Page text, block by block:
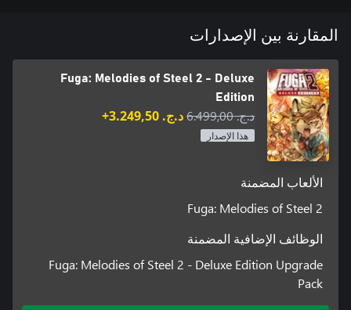
①Sleepwear costumes for all characters (can be used during
②Dummy Energy for the Managarm (can use the Managarm 1
③Dummy Soul for the Soul Cannon (can use the Soul Cannon 1
المقارنة بين الإصدارات
Fuga: Melodies of Steel 2 - Deluxe
Edition
د.ج.‏ 6.499,00 د.ج.‏ 3.249,50+
هذا الإصدار
الألعاب المضمنة
Fuga: Melodies of Steel 2
الوظائف الإضافية المضمنة
Fuga: Melodies of Steel 2 - Deluxe Edition Upgrade
Pack